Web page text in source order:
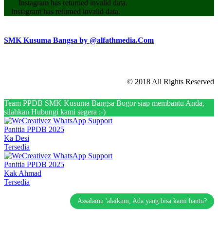
Instagram has returned invalid data.
Instagram has returned invalid data.
SMK Kusuma Bangsa by @alfathmedia.Com
© 2018 All Rights Reserved
Team PPDB SMK Kusuma Bangsa Bogor siap membantu Anda,
silahkan Hubungi kami segera :-)
Panitia PPDB 2025
Ka Desi
Tersedia
Panitia PPDB 2025
Kak Ahmad
Tersedia
Assalamu 'alaikum, Ada yang bisa kami bantu?